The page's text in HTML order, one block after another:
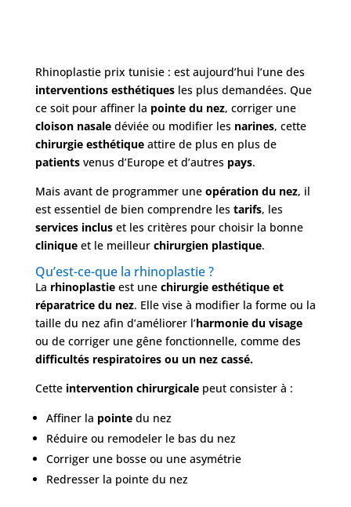
Tarifs
Nos
chirurgies
Obésité
Nos
chirurgiens
FAQ
Rhinoplastie prix tunisie : est aujourd’hui l’une des
interventions esthétiquesles plus demandées. Que
ce soit pour affiner la pointe du nez, corriger une
cloison nasaledéviée ou modifier les narines, cette
chirurgie esthétiqueattire de plus en plus de
patientsvenus d’Europe et d’autres pays.
Mais avant de programmer une opération du nez, il
est essentiel de bien comprendre les tarifs, les
services incluset les critères pour choisir la bonne
cliniqueet le meilleur chirurgien plastique.
Qu’est-ce-que la rhinoplastie ?
La rhinoplastieest une chirurgie esthétique et
réparatrice du nez. Elle vise à modifier la forme ou la
taille du nez afin d’améliorer l’harmonie du visage
ou de corriger une gêne fonctionnelle, comme des
difficultés respiratoires ou un nez cassé.
Cette intervention chirurgicalepeut consister à :
Affiner la pointedu nez
Réduire ou remodeler le bas du nez
Corriger une bosse ou une asymétrie
Redresser la pointe du nez